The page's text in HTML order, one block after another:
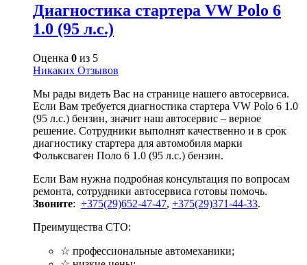
Диагностика стартера VW Polo 6
1.0 (95 л.с.)
Оценка 0 из 5
Никаких Отзывов
Мы рады видеть Вас на странице нашего автосервиса.
Если Вам требуется диагностика стартера VW Polo 6 1.0
(95 л.с.) бензин, значит наш автосервис – верное
решение. Сотрудники выполнят качественно и в срок
диагностику стартера для автомобиля марки
Фольксваген Поло 6 1.0 (95 л.с.) бензин.
Если Вам нужна подробная консультация по вопросам
ремонта, сотрудники автосервиса готовы помочь.
Звоните: +375(29)652-47-47, +375(29)371-44-33.
Преимущества СТО:
☆ профессиональные автомеханики;